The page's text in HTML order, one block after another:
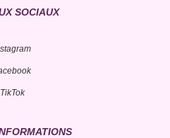
SOCIAUX
TikTok